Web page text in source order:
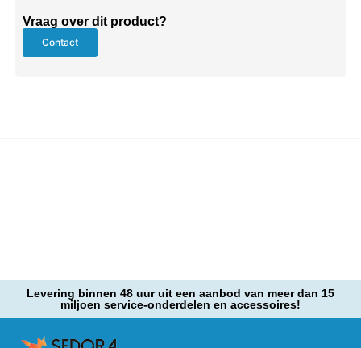
Vraag over dit product?
Contact
Levering binnen 48 uur uit een aanbod van meer dan 15
miljoen service-onderdelen en accessoires!